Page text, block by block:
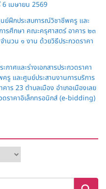
6 เมษายน 2569
ย์ฝึกประสบการณ์วิชาชีพครู และ
ารศึกษา คณะครุศาสตร์ อาคาร ๒๓
ำนวน ๑ งาน ด้วยวิธีประกวดราคา
กาศและร่างเอกสารประกวดราคา
รู และศูนย์ประสานงานการบริการ
ร 23 ตำบลเมือง อำเภอเมืองเลย
ดราคาอิเล็กทรอนิกส์ (e-bidding)